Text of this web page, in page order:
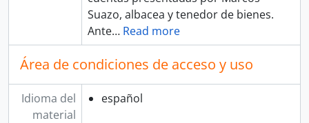
Suazo, albacea y tenedor de bienes.
Ante… Read more
Área de condiciones de acceso y uso
Idioma del
material
español